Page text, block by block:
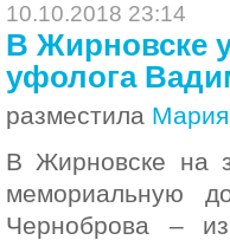
10.10.2018 23:14
В Жирновске
уфолога
разместила
В Жирновске на
мемориальную
Черноброва –